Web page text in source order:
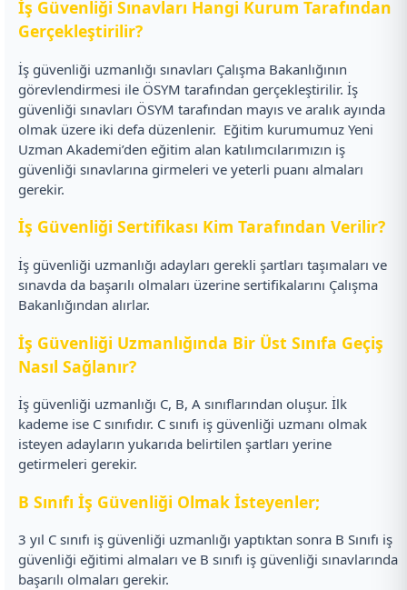
İş Güvenliği Sınavları Hangi Kurum Tarafından
Gerçekleştirilir?
İş güvenliği uzmanlığı sınavları Çalışma Bakanlığının
görevlendirmesi ile ÖSYM tarafından gerçekleştirilir. İş
güvenliği sınavları ÖSYM tarafından mayıs ve aralık ayında
olmak üzere iki defa düzenlenir. Eğitim kurumumuz Yeni
Uzman Akademi’den eğitim alan katılımcılarımızın iş
güvenliği sınavlarına girmeleri ve yeterli puanı almaları
gerekir.
İş Güvenliği Sertifikası Kim Tarafından Verilir?
İş güvenliği uzmanlığı adayları gerekli şartları taşımaları ve
sınavda da başarılı olmaları üzerine sertifikalarını Çalışma
Bakanlığından alırlar.
İş Güvenliği Uzmanlığında Bir Üst Sınıfa Geçiş
Nasıl Sağlanır?
İş güvenliği uzmanlığı C, B, A sınıflarından oluşur. İlk
kademe ise C sınıfıdır. C sınıfı iş güvenliği uzmanı olmak
isteyen adayların yukarıda belirtilen şartları yerine
getirmeleri gerekir.
B Sınıfı İş Güvenliği Olmak İsteyenler;
3 yıl C sınıfı iş güvenliği uzmanlığı yaptıktan sonra B Sınıfı iş
güvenliği eğitimi almaları ve B sınıfı iş güvenliği sınavlarında
başarılı olmaları gerekir.